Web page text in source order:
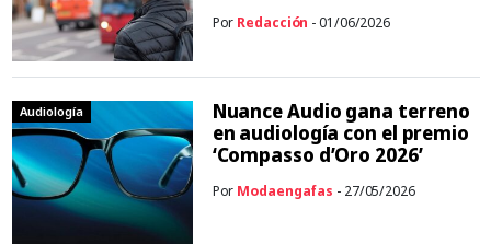
Por Redacción - 01/06/2026
Audiología
Nuance Audio gana terreno
en audiología con el premio
‘Compasso d’Oro 2026’
Por Modaengafas - 27/05/2026